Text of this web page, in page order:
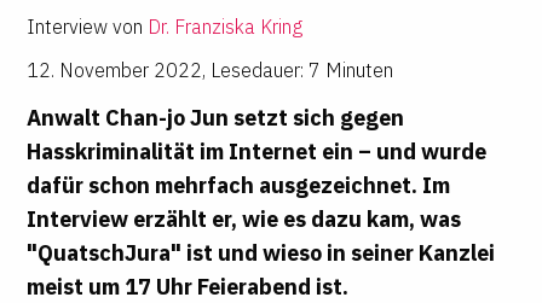
Interview von Dr. Franziska Kring
12. November 2022, Lesedauer: 7 Minuten
Anwalt Chan-jo Jun setzt sich gegen
Hasskriminalität im Internet ein – und wurde
dafür schon mehrfach ausgezeichnet. Im
Interview erzählt er, wie es dazu kam, was
"QuatschJura" ist und wieso in seiner Kanzlei
meist um 17 Uhr Feierabend ist.